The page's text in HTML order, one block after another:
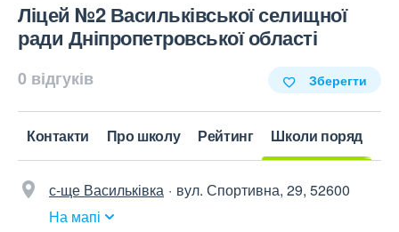
Ліцей №2 Васильківської селищної
ради Дніпропетровської області
0 відгуків Зберегти
Контакти Про школу Рейтинг Школи поряд
с-ще Васильківка
вул. Спортивна, 29, 52600
На мапі